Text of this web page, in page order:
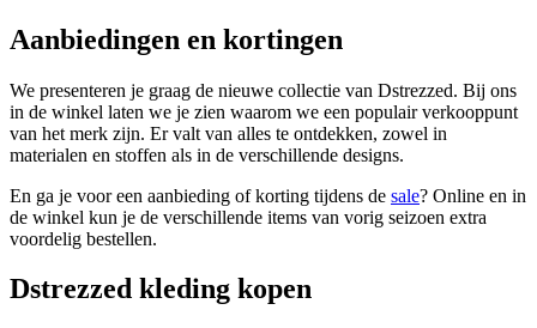
Aanbiedingen en kortingen
We presenteren je graag de nieuwe collectie van Dstrezzed. Bij ons
in de winkel laten we je zien waarom we een populair verkooppunt
van het merk zijn. Er valt van alles te ontdekken, zowel in
materialen en stoffen als in de verschillende designs.
En ga je voor een aanbieding of korting tijdens de sale? Online en in
de winkel kun je de verschillende items van vorig seizoen extra
voordelig bestellen.
Dstrezzed kleding kopen